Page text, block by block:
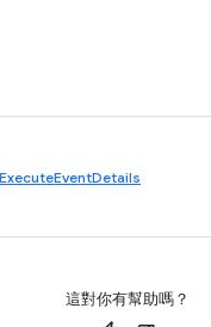
這對你有幫助嗎？